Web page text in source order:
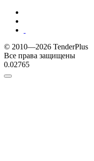
© 2010—2026 TenderPlus
Все права защищены
0.02765